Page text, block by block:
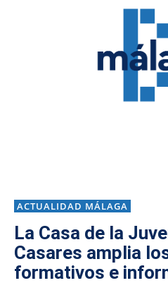
ACTUALIDAD MÁLAGA
La Casa de la
Casares amplia
formativos e